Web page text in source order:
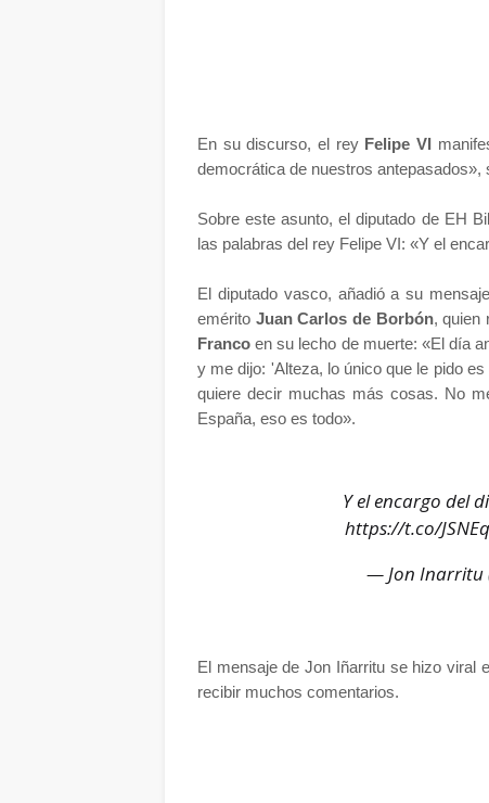
En su discurso, el rey Felipe VI
democrática de nuestros antepasados»,
Sobre este asunto, el diputado de EH
las palabras del rey Felipe VI: «Y el
El diputado vasco, añadió a su
emérito Juan Carlos de Borbón, quien
Franco en su lecho de muerte: «El día
y me dijo: 'Alteza, lo único que le pido
quiere decir muchas más cosas. No
España, eso es todo».
Y el encargo del
https://t.co/
— Jon Inarritu
El mensaje de Jon Iñarritu se hizo viral
recibir muchos comentarios.